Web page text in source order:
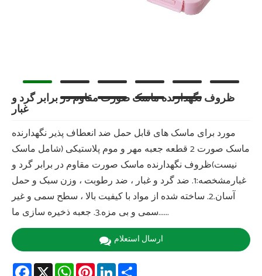
ظروف نگهدارنده ماسک صورت مقاوم در برابر گرد و
غبار
مورد برای ماسک های قابل حمل ضد انعطاف پذیر نگهدارنده
ماسک صورت 2 قطعه جعبه مهر و موم پلاستیکی (شامل ماسک
نیست)ظروف نگهدارنده ماسک صورت مقاوم در برابر گرد و
غبارمشخصه:1. ضد گرد و غبار ، ضد رطوبت ، وزن سبک و حمل
آسان.2. ساخته شده از مواد با کیفیت بالا ، سطح سمی و غیر
سمی و بی مزه.3. جعبه ذخیره سازی ما......
ارسال استعلام
Facebook
X WhatsAppPinterestLinkedIn